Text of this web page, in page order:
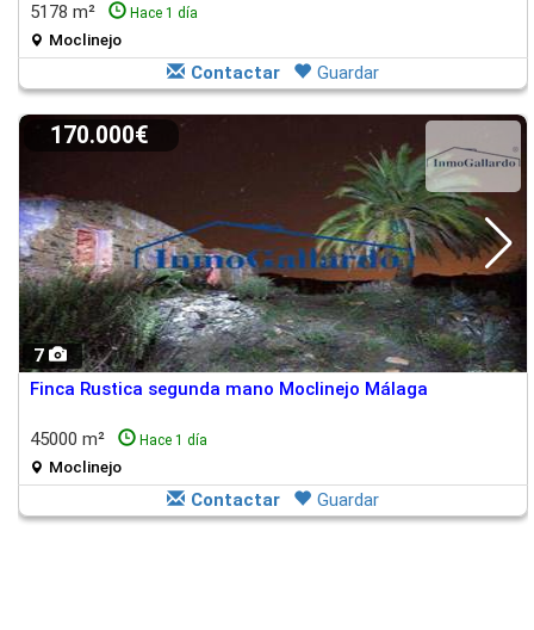
5178 m² Hace 1 día
Moclinejo
Contactar Guardar
7
170.000€
Finca Rustica segunda mano Moclinejo Málaga
45000 m² Hace 1 día
Moclinejo
Contactar Guardar